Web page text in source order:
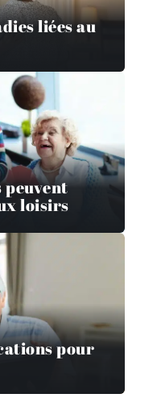
liées au
peuvent
loisirs
pour